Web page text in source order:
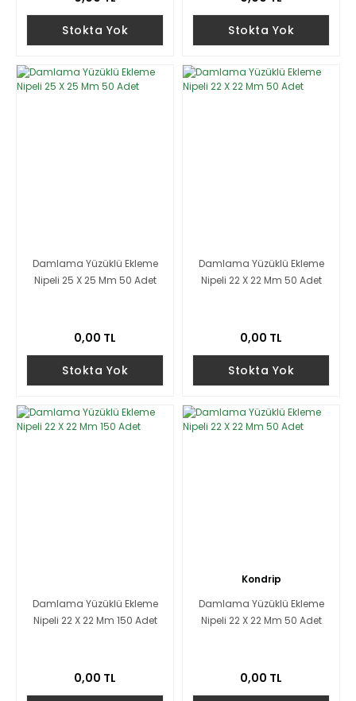
Stokta Yok Stokta Yok
Damlama Yüzüklü Ekleme
Nipeli 25 X 25 Mm 50 Adet
0,00 TL
Stokta Yok
Damlama Yüzüklü Ekleme
Nipeli 22 X 22 Mm 50 Adet
0,00 TL
Stokta Yok
Damlama Yüzüklü Ekleme
Nipeli 22 X 22 Mm 150 Adet
0,00 TL
Kondrip
Damlama Yüzüklü Ekleme
Nipeli 22 X 22 Mm 50 Adet
0,00 TL